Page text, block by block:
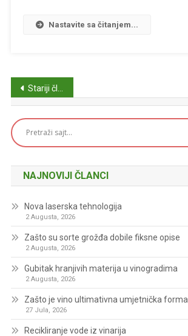
Nastavite sa čitanjem...
Navigacija
člancima
Stariji članci
NAJNOVIJI ČLANCI
Nova laserska tehnologija
2 Augusta, 2026
Zašto su sorte grožđa dobile fiksne opise
2 Augusta, 2026
Gubitak hranjivih materija u vinogradima
2 Augusta, 2026
Zašto je vino ultimativna umjetnička forma
27 Jula, 2026
Recikliranje vode iz vinarija